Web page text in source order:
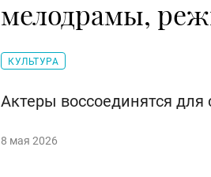
мелодрамы,
КУЛЬТУРА
Актеры воссоединятся
8 мая 2026